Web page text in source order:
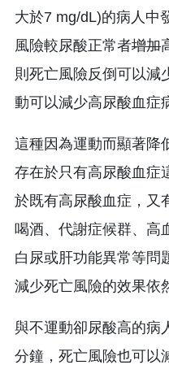
大於7 mg/dL)的病人中
風險較尿酸正常者增加
則死亡風險反倒可以減
動可以減少高尿酸血症
這種因為運動而顯著降
存在於只有高尿酸血症
於既有高尿酸血症，又
喝酒、代謝症候群、高
白尿或肝功能異常等問
減少死亡風險的效果依
與不運動卻尿酸高的病
分鐘，死亡風險也可以